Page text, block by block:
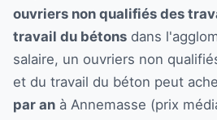
ouvriers non qualifiés des
travail du bétons dans
salaire, un ouvriers non
et du travail du béton peut
par an à Annemasse (prix